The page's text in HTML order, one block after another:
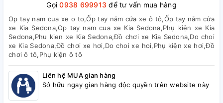
Gọi0938 699913 để tư vấn mua hàng
Op tay nam cua xe o to,Ốp tay nắm cửa xe ô tô,Ốp tay nắm cửa
xe Kia Sedona,Op tay nam cua xe Kia Sedona,Phụ kiện xe Kia
Sedona,Phu kien xe Kia Sedona,Đồ chơi xe Kia Sedona,Do choi
xe Kia Sedona,Đồ chơi xe hơi,Do choi xe hoi,Phụ kiện xe hơi,Đồ
chơi ô tô,Phụ kiện ô tô
Liên hệ MUA gian hàng
Sở hữu ngay gian hàng độc quyền trên website này